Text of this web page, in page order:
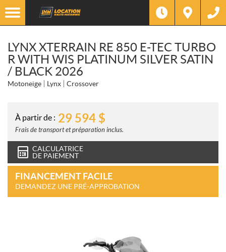
LYNX XTERRAIN RE 850 E-TEC TURBO
R WITH WIS PLATINUM SILVER SATIN
/ BLACK 2026
Motoneige Lynx Crossover
À partir de : 29 594 $
Frais de transport et préparation inclus.
CALCULATRICE
DE PAIEMENT
FINANCEMENT FACILE
DEMANDEZ UNE PRÉ-APPROBATION